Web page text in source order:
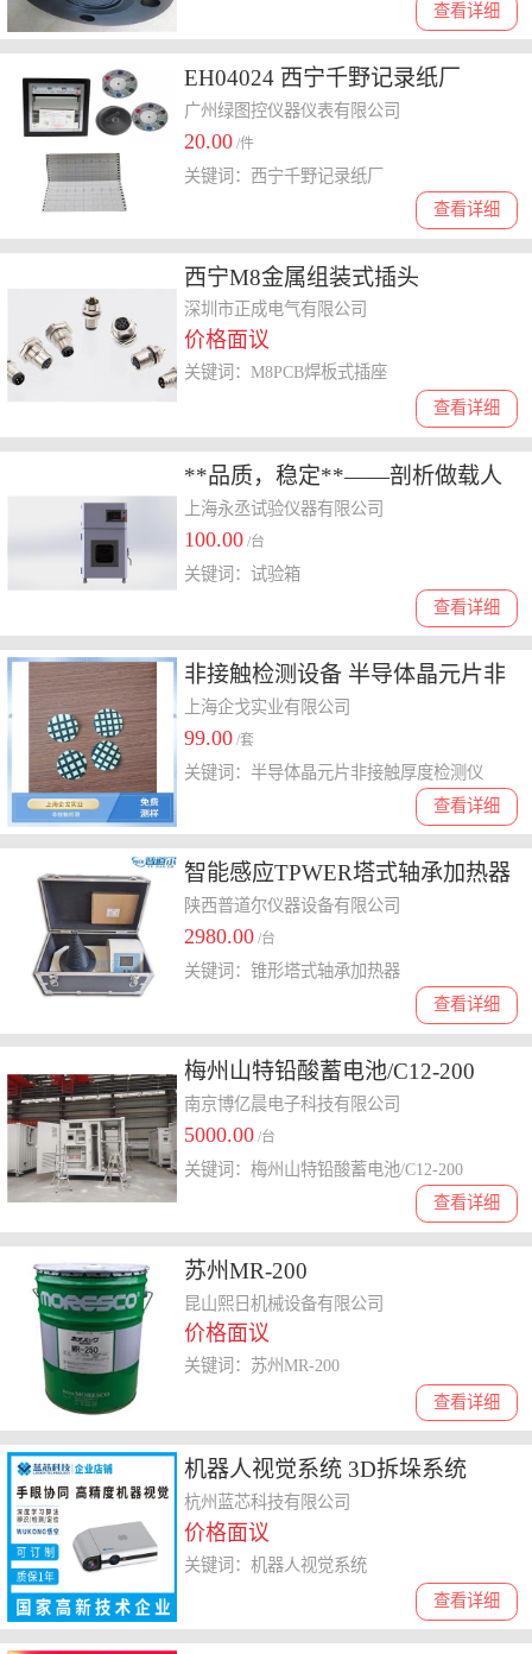
查看详细
EH04024 西宁千野记录纸厂
广州绿图控仪器仪表有限公司
20.00 /件
查看详细
关键词：西宁千野记录纸厂
西宁M8金属组装式插头
深圳市正成电气有限公司
价格面议
查看详细
关键词：M8PCB焊板式插座
**品质，稳定**——剖析做载人
高原环境模拟舱的专业公司，靠
谱吗？
上海永丞试验仪器有限公司
100.00 /台
查看详细
关键词：试验箱
非接触检测设备 半导体晶元片非
接触厚度检测仪
上海企戈实业有限公司
99.00 /套
查看详细
关键词：半导体晶元片非接触厚度检测仪
智能感应TPWER塔式轴承加热器
现货 锥形塔式轴承加热器
陕西普道尔仪器设备有限公司
2980.00 /台
查看详细
关键词：锥形塔式轴承加热器
梅州山特铅酸蓄电池/C12-200
南京博亿晨电子科技有限公司
5000.00 /台
查看详细
关键词：梅州山特铅酸蓄电池/C12-200
苏州MR-200
昆山熙日机械设备有限公司
价格面议
查看详细
关键词：苏州MR-200
机器人视觉系统 3D拆垛系统
杭州蓝芯科技有限公司
价格面议
查看详细
关键词：机器人视觉系统